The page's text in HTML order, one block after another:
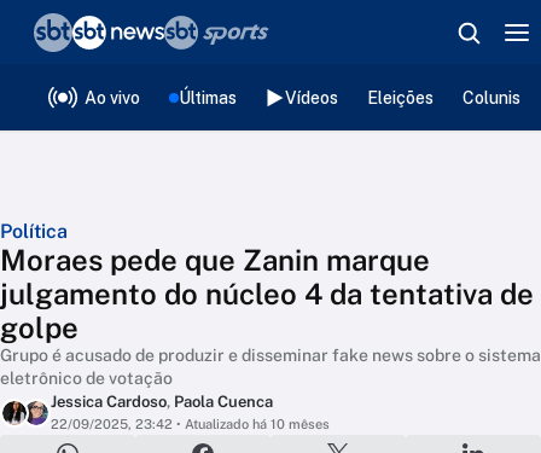
Ao vivo Últimas Vídeos Eleições
Política
Moraes pede que Zanin marque
julgamento do núcleo 4 da tentativa de
golpe
Grupo é acusado de produzir e disseminar fake news sobre o sistema
eletrônico de votação
Jessica Cardoso, Paola Cuenca
22/09/2025, 23:42 • Atualizado há 10 mêses
❮voltar
Editorias